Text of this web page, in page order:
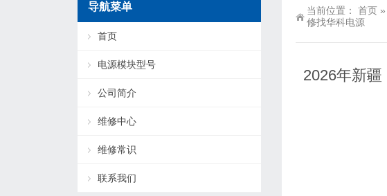
当前位置： 首页 »
修找华科电源
2026年新
导航菜单
首页
电源模块型号
公司简介
维修中心
维修常识
联系我们